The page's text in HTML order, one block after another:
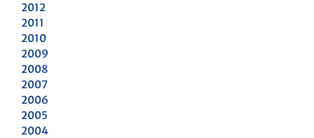
2012
2011
2010
2009
2008
2007
2006
2005
2004